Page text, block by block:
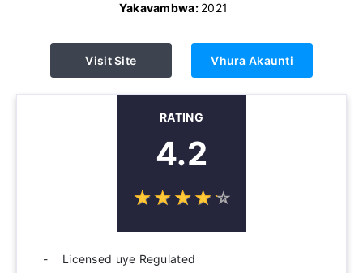
Yakavambwa: 2021
Visit Site Vhura Akaunti
RATING
4.2
☆☆☆☆☆
★★★★★
Licensed uye Regulated